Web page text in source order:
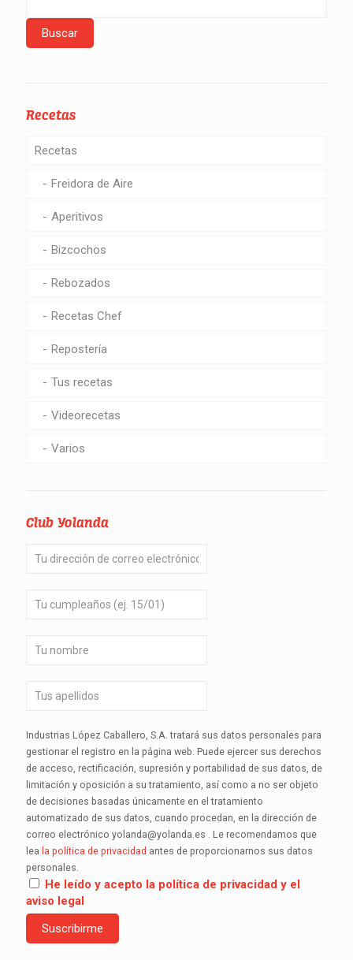
Recetas
Recetas
Freidora de Aire
Aperitivos
Bizcochos
Rebozados
Recetas Chef
Repostería
Tus recetas
Videorecetas
Varios
Club Yolanda
Industrias López Caballero, S.A. tratará sus datos personales para
gestionar el registro en la página web. Puede ejercer sus derechos
de acceso, rectificación, supresión y portabilidad de sus datos, de
limitación y oposición a su tratamiento, así como a no ser objeto
de decisiones basadas únicamente en el tratamiento
automatizado de sus datos, cuando procedan, en la dirección de
correo electrónico yolanda@yolanda.es . Le recomendamos que
lea la política de privacidad antes de proporcionarnos sus datos
personales.
He leído y acepto la política de privacidad y el
aviso legal